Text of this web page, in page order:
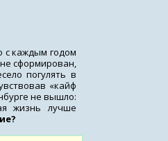
с каждым годом
сформирован,
погулять в
«кайф
не вышло:
жизнь лучше